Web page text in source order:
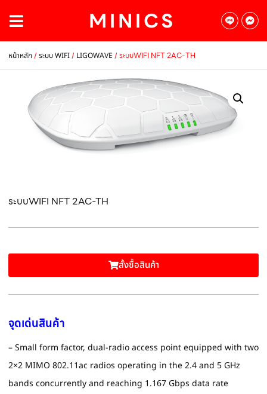
หน้าหลัก/ระบบ WIFI/ LIGOWAVE / ระบบWIFI NFT 2AC-TH
ระบบWIFI NFT 2AC-TH
สั้งซื้อสินค้า
จุดเด่นสินค้า
– Small form factor, dual-radio access point equipped with two
2×2 MIMO 802.11ac radios operating in the 2.4 and 5 GHz
bands concurrently and reaching 1.167 Gbps data rate